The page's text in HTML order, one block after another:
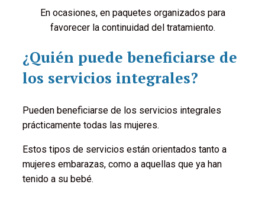
En ocasiones, en paquetes organizados para
favorecer la continuidad del tratamiento.
¿Quién puede beneficiarse de
los servicios integrales?
Pueden beneficiarse de los servicios integrales
prácticamente todas las mujeres.
Estos tipos de servicios están orientados tanto a
mujeres embarazas, como a aquellas que ya han
tenido a su bebé.